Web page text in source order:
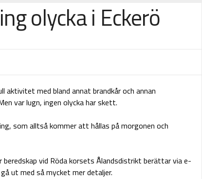
olycka i Eckerö
aktivitet med bland annat brandkår och annan
var lugn, ingen olycka har skett.
som alltså kommer att hållas på morgonen och
beredskap vid Röda korsets Ålandsdistrikt berättar via e-
ut med så mycket mer detaljer.